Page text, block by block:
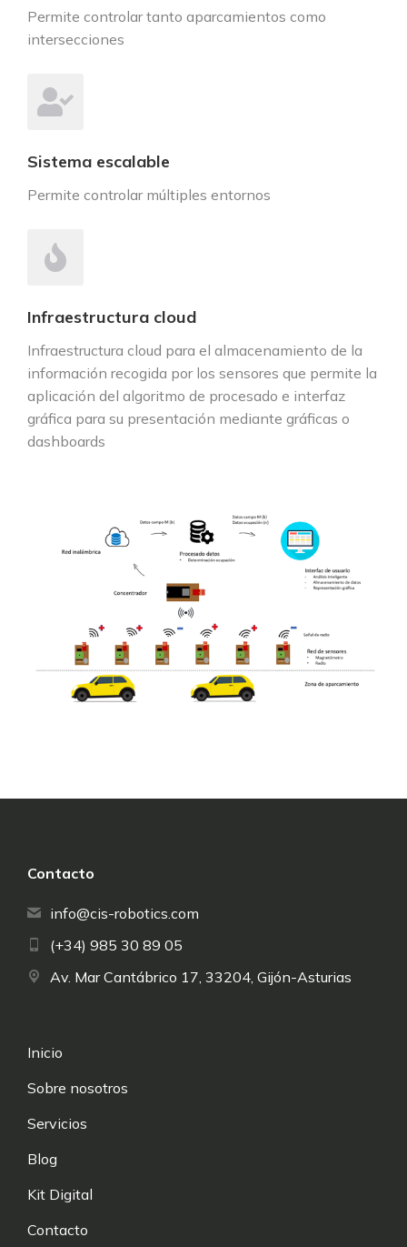
Permite controlar tanto aparcamientos como
intersecciones
Sistema escalable
Permite controlar múltiples entornos
Infraestructura cloud
Infraestructura cloud para el almacenamiento de la
información recogida por los sensores que permite la
aplicación del algoritmo de procesado e interfaz
gráfica para su presentación mediante gráficas o
dashboards
Contacto
info@cis-robotics.com
(+34) 985 30 89 05
Av. Mar Cantábrico 17, 33204, Gijón-Asturias
Inicio
Sobre nosotros
Servicios
Blog
Kit Digital
Contacto